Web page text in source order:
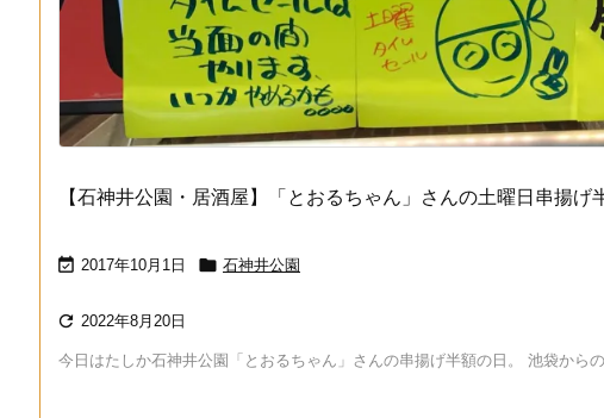
【石神井公園・居酒屋】「とおるちゃん」さんの土曜日串揚げ
 2017年10月1日  石神井公園
 2022年8月20日
今日はたしか石神井公園「とおるちゃん」さんの串揚げ半額の日。 池袋から